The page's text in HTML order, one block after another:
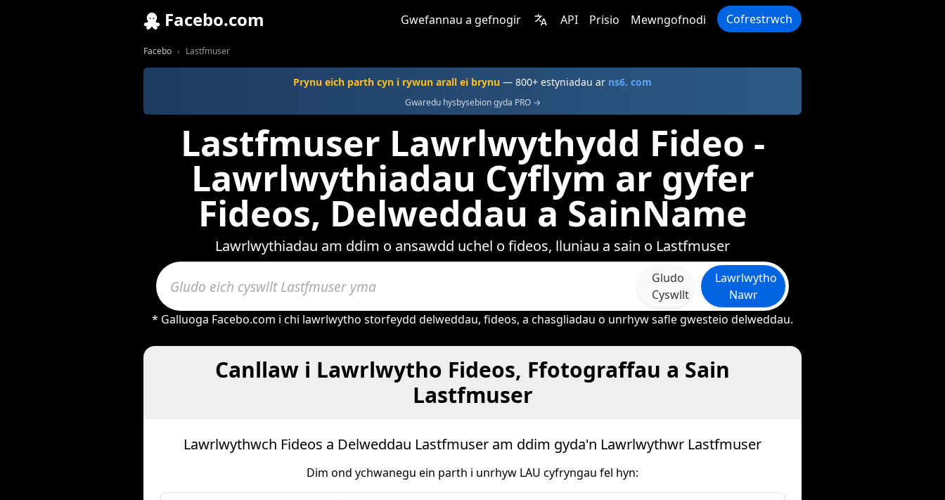
Facebo.com Gwefannau a gefnogir API Prisio Mewngofnodi Cofrestrwch
Facebo Lastfmuser
Prynu eich parth cyn i rywun arall ei brynu — 800+ estyniadau ar ns6. com
Gwaredu hysbysebion gyda PRO →
Lastfmuser Lawrlwythydd Fideo -
Lawrlwythiadau Cyflym ar gyfer
Fideos, Delweddau a SainName
Lawrlwythiadau am ddim o ansawdd uchel o fideos, lluniau a sain o Lastfmuser
Gludo
Cyswllt
Lawrlwytho
Nawr
* Galluoga Facebo.com i chi lawrlwytho storfeydd delweddau, fideos, a chasgliadau o unrhyw safle gwesteio delweddau.
Canllaw i Lawrlwytho Fideos, Ffotograffau a Sain
Lastfmuser
Lawrlwythwch Fideos a Delweddau Lastfmuser am ddim gyda'n Lawrlwythwr Lastfmuser
Dim ond ychwanegu ein parth i unrhyw LAU cyfryngau fel hyn: